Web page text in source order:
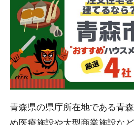
青森県の県庁所在地である青
め医療施設や大型商業施設な